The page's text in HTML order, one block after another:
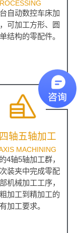
自动数控车床加
可加工方形、圆
结构的零配件。
轴五轴加工
MACHINING
4轴5轴加工群，
装夹中完成零配
机械加工工序，
加工到精加工的
加工要求。